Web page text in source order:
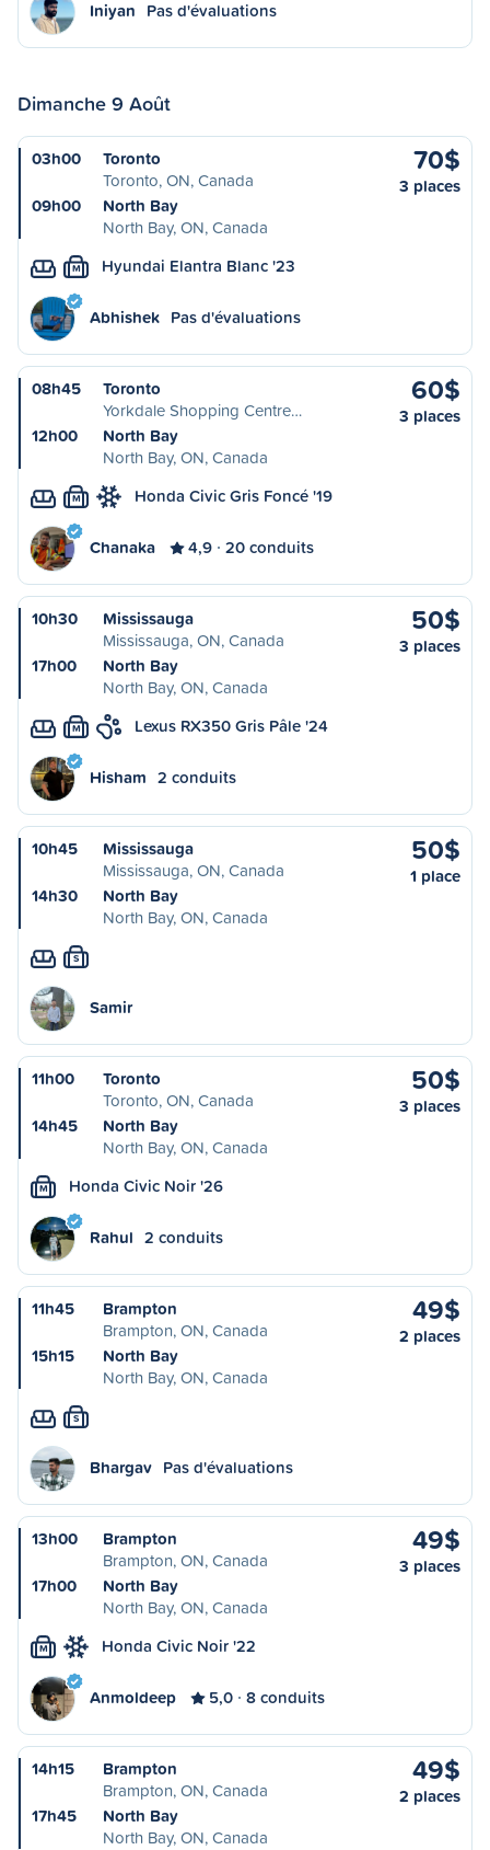
Iniyan Pas d'évaluations
Dimanche 9 Août
03h00
Toronto
Toronto, ON, Canada
09h00
North Bay
North Bay, ON, Canada
70$
3 places
M Hyundai Elantra Blanc '23
Abhishek Pas d'évaluations
08h45
Toronto
Yorkdale Shopping Centre…
12h00
North Bay
North Bay, ON, Canada
60$
3 places
M Honda Civic Gris Foncé '19
Chanaka 4,9 20 conduits
10h30
Mississauga
Mississauga, ON, Canada
17h00
North Bay
North Bay, ON, Canada
50$
3 places
M Lexus RX350 Gris Pâle '24
Hisham 2 conduits
10h45
Mississauga
Mississauga, ON, Canada
14h30
North Bay
North Bay, ON, Canada
50$
1 place
S
Samir
11h00
Toronto
Toronto, ON, Canada
14h45
North Bay
North Bay, ON, Canada
50$
3 places
M Honda Civic Noir '26
Rahul 2 conduits
11h45
Brampton
Brampton, ON, Canada
15h15
North Bay
North Bay, ON, Canada
49$
2 places
S
Bhargav Pas d'évaluations
13h00
Brampton
Brampton, ON, Canada
17h00
North Bay
North Bay, ON, Canada
49$
3 places
M Honda Civic Noir '22
Anmoldeep 5,0 8 conduits
14h15
Brampton
Brampton, ON, Canada
17h45
North Bay
North Bay, ON, Canada
49$
2 places